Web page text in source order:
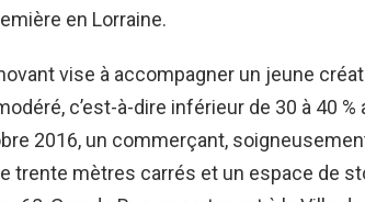
en Lorraine.
vise à accompagner un jeune
c’est-à-dire inférieur de 30 à 40 %
2016, un commerçant,
trente mètres carrés et un espace de